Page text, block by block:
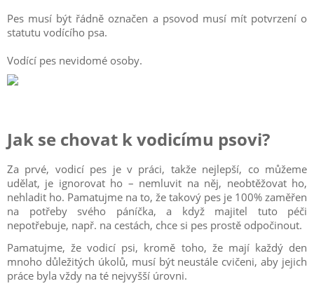
Pes musí být řádně označen a psovod musí mít potvrzení o
statutu vodícího psa.
Vodící pes nevidomé osoby.
Jak se chovat k vodicímu psovi?
Za prvé, vodicí pes je v práci, takže nejlepší, co můžeme
udělat, je ignorovat ho – nemluvit na něj, neobtěžovat ho,
nehladit ho. Pamatujme na to, že takový pes je 100% zaměřen
na potřeby svého páníčka, a když majitel tuto péči
nepotřebuje, např. na cestách, chce si pes prostě odpočinout.
Pamatujme, že vodicí psi, kromě toho, že mají každý den
mnoho důležitých úkolů, musí být neustále cvičeni, aby jejich
práce byla vždy na té nejvyšší úrovni.